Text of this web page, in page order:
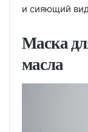
и сияющий
Маска
масла